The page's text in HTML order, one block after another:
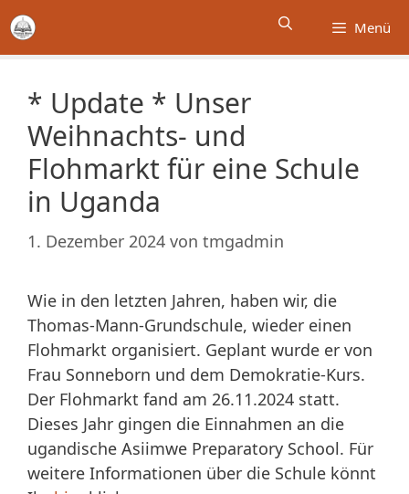
Zum
Inhalt
springen
Menü
* Update * Unser
Weihnachts- und
Flohmarkt für eine Schule
in Uganda
1. Dezember 2024 von tmgadmin
Wie in den letzten Jahren, haben wir, die
Thomas-Mann-Grundschule, wieder einen
Flohmarkt organisiert. Geplant wurde er von
Frau Sonneborn und dem Demokratie-Kurs.
Der Flohmarkt fand am 26.11.2024 statt.
Dieses Jahr gingen die Einnahmen an die
ugandische Asiimwe Preparatory School. Für
weitere Informationen über die Schule könnt